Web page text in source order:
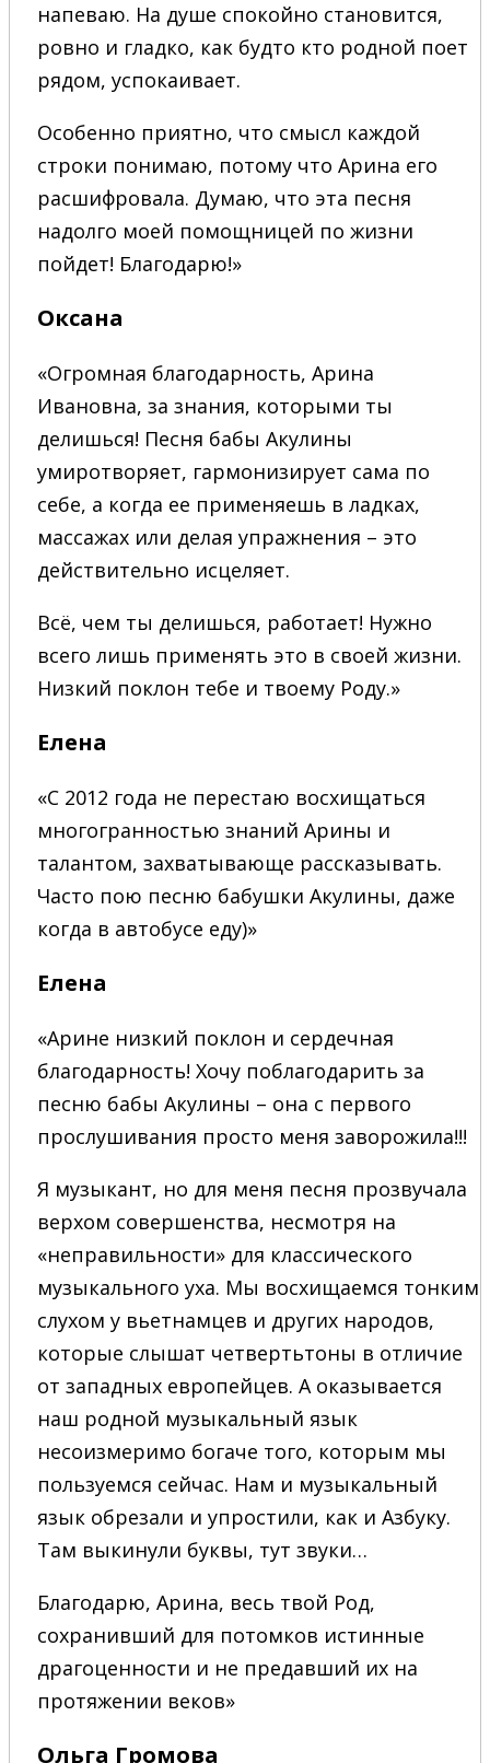
напеваю. На душе спокойно становится,
ровно и гладко, как будто кто родной поет
рядом, успокаивает.
Особенно приятно, что смысл каждой
строки понимаю, потому что Арина его
расшифровала. Думаю, что эта песня
надолго моей помощницей по жизни
пойдет! Благодарю!»
Оксана
«Огромная благодарность, Арина
Ивановна, за знания, которыми ты
делишься! Песня бабы Акулины
умиротворяет, гармонизирует сама по
себе, а когда ее применяешь в ладках,
массажах или делая упражнения – это
действительно исцеляет.
Всё, чем ты делишься, работает! Нужно
всего лишь применять это в своей жизни.
Низкий поклон тебе и твоему Роду.»
Елена
«С 2012 года не перестаю восхищаться
многогранностью знаний Арины и
талантом, захватывающе рассказывать.
Часто пою песню бабушки Акулины, даже
когда в автобусе еду)»
Елена
«Арине низкий поклон и сердечная
благодарность! Хочу поблагодарить за
песню бабы Акулины – она с первого
прослушивания просто меня заворожила!!!
Я музыкант, но для меня песня прозвучала
верхом совершенства, несмотря на
«неправильности» для классического
музыкального уха. Мы восхищаемся тонким
слухом у вьетнамцев и других народов,
которые слышат четвертьтоны в отличие
от западных европейцев. А оказывается
наш родной музыкальный язык
несоизмеримо богаче того, которым мы
пользуемся сейчас. Нам и музыкальный
язык обрезали и упростили, как и Азбуку.
Там выкинули буквы, тут звуки…
Благодарю, Арина, весь твой Род,
сохранивший для потомков истинные
драгоценности и не предавший их на
протяжении веков»
Ольга Громова